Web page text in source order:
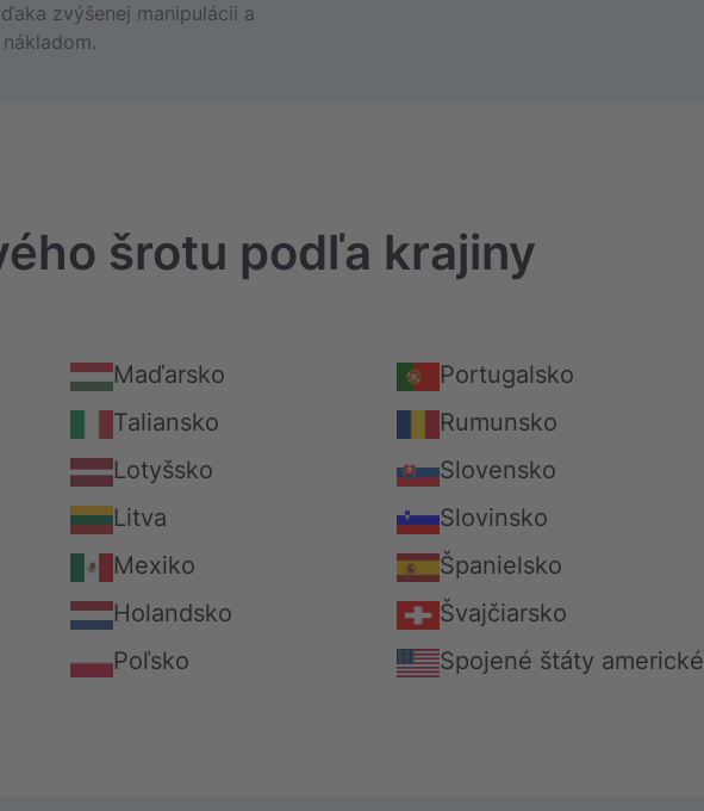
zvýšenej manipulácii a
šrotu podľa krajiny
Maďarsko
Portugalsko
Taliansko
Rumunsko
Lotyšsko
Slovensko
Litva
Slovinsko
Mexiko
Španielsko
Holandsko
Švajčiarsko
Poľsko Spojené štáty americké